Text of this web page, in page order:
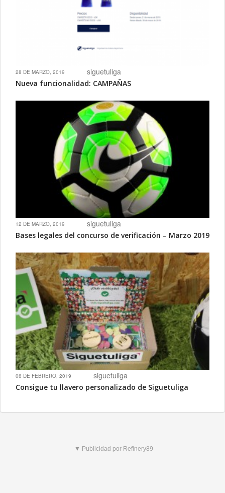
28 DE MARZO, 2019 siguetuliga
Nueva funcionalidad: CAMPAÑAS
12 DE MARZO, 2019 siguetuliga
Bases legales del concurso de verificación – Marzo 2019
06 DE FEBRERO, 2019 siguetuliga
Consigue tu llavero personalizado de Siguetuliga
▼ Publicidad por Refinery89